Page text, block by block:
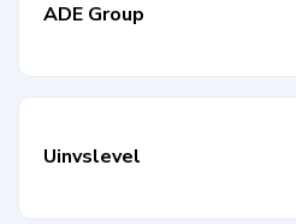
ADE Group
Uinvslevel